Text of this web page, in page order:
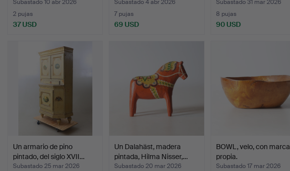
Subastado 10 abr 2026
2 pujas
37 USD
Subastado 4 abr 2026
7 pujas
69 USD
Subastado 31 mar 2026
8 pujas
90 USD
Un armario de pino
pintado, del siglo XVII…
Subastado 25 mar 2026
Un Dalahäst, madera
pintada, Hilma Nisser,…
Subastado 20 mar 2026
BOWL, velo, con marca
propia.
Subastado 17 mar 2026